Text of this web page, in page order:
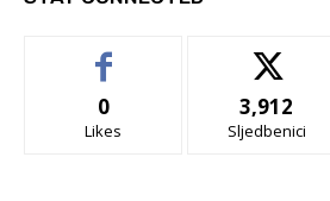
0
Likes
3,912
Sljedbenici